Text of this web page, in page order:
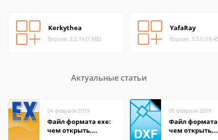
Kerkythea
Версия: 2.0.19 (7 МБ)
YafaRay
Версия: 3.3.0
Актуальные статьи
04 февраля 2019
Файл формата exe:
чем открыть,
05 февраля 2019
Файл формата
чем открыть,